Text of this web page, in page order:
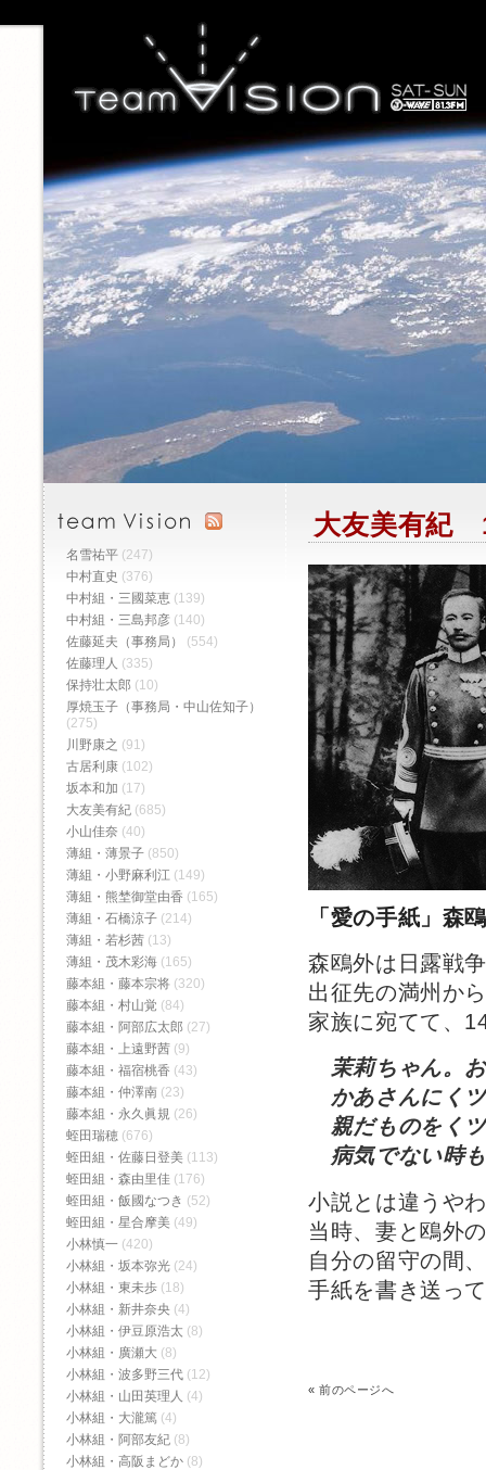
大友美有紀
「愛の手紙」森
森鴎外は日露戦
出征先の満州か
家族に宛てて、
茉莉ちゃん。
かあさんにく
親だものをく
病気でない時
小説とは違うや
当時、妻と鴎外
自分の留守の間
手紙を書き送っ
«前のページへ
名雪祐平 (247)
中村直史 (376)
中村組・三國菜恵 (139)
中村組・三島邦彦 (140)
佐藤延夫（事務局）
(554)
佐藤理人 (335)
保持壮太郎 (10)
厚焼玉子（事務局・中山佐知子）
(275)
川野康之 (91)
古居利康 (102)
坂本和加 (17)
大友美有紀 (685)
小山佳奈 (40)
薄組・薄景子 (850)
薄組・小野麻利江 (149)
薄組・熊埜御堂由香 (165)
薄組・石橋涼子 (214)
薄組・若杉茜 (13)
薄組・茂木彩海 (165)
藤本組・藤本宗将 (320)
藤本組・村山覚 (84)
藤本組・阿部広太郎 (27)
藤本組・上遠野茜 (9)
藤本組・福宿桃香‬ (43)
藤本組・仲澤南 (23)
藤本組・永久眞規 (26)
蛭田瑞穂 (676)
蛭田組・佐藤日登美 (113)
蛭田組・森由里佳 (176)
蛭田組・飯國なつき (52)
蛭田組・星合摩美 (49)
小林慎一 (420)
小林組・坂本弥光 (24)
小林組・東未歩 (18)
小林組・新井奈央 (4)
小林組・伊豆原浩太 (8)
小林組・廣瀬大 (8)
小林組・波多野三代 (12)
小林組・山田英理人 (4)
小林組・大瀧篤 (4)
小林組・阿部友紀 (8)
小林組・高阪まどか (8)